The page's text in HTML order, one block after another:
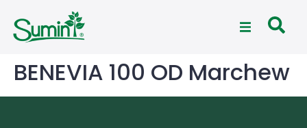
BENEVIA 100 OD Marchew